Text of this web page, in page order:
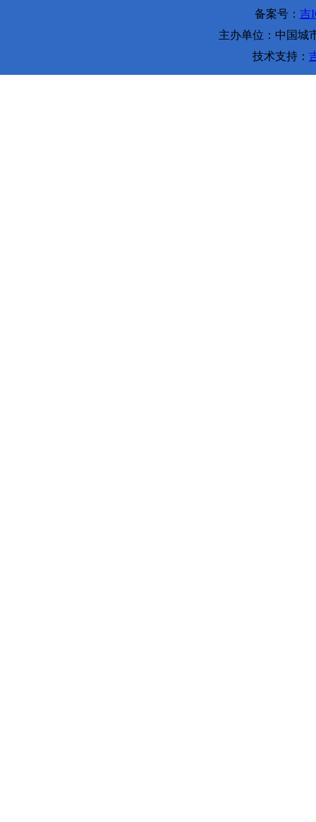
备案号： 吉
主办单位：中国城
技术支持：